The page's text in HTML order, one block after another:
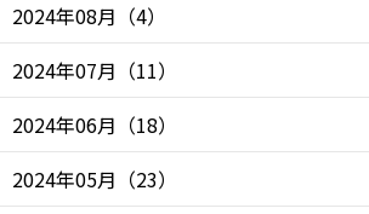
2024年08月 （4）
2024年07月 （11）
2024年06月 （18）
2024年05月 （23）